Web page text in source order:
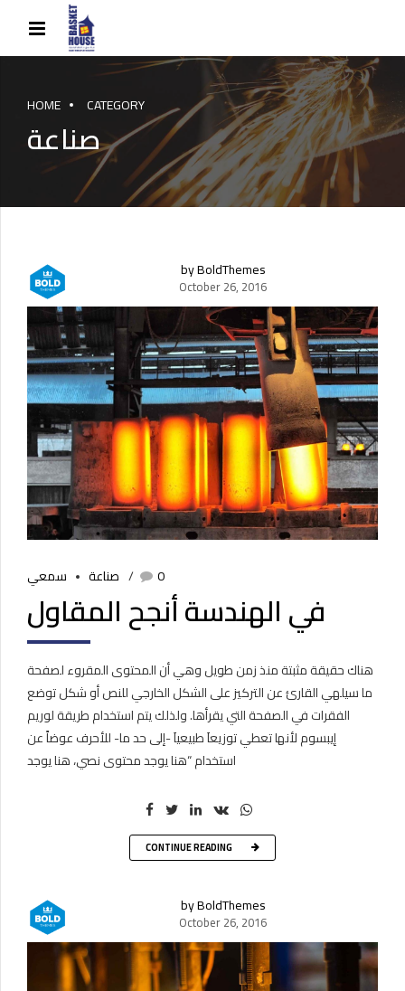
HOME CATEGORY
صناعة
by BoldThemes
October 26, 2016
سمعي صناعة 0
في الهندسة أنجح المقاول
هناك حقيقة مثبتة منذ زمن طويل وهي أن المحتوى المقروء لصفحة
ما سيلهي القارئ عن التركيز على الشكل الخارجي للنص أو شكل توضع
الفقرات في الصفحة التي يقرأها. ولذلك يتم استخدام طريقة لوريم
إيبسوم لأنها تعطي توزيعاَ طبيعياَ -إلى حد ما- للأحرف عوضاً عن
استخدام “هنا يوجد محتوى نصي، هنا يوجد
CONTINUE READING
by BoldThemes
October 26, 2016